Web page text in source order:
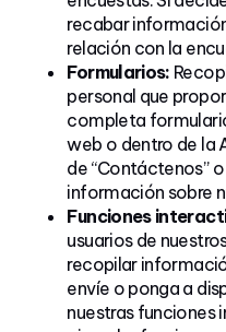
recabar
relación con la
Formularios:
personal que
completa
web o dentro de la
de “Contáctenos”
información sobre
Funciones
usuarios de
recopilar
envíe o ponga a
nuestras funciones